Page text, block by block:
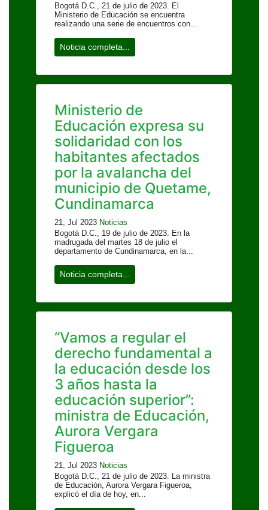
Bogotá D.C., 21 de julio de 2023. El
Ministerio de Educación se encuentra
realizando una serie de encuentros con...
Noticia completa...
Ministerio de
Educación expresa su
solidaridad con los
habitantes afectados
por la avalancha del
municipio de Quetame,
Cundinamarca
21, Jul 2023 Noticias
Bogotá D.C., 19 de julio de 2023. En la
madrugada del martes 18 de julio el
departamento de Cundinamarca, en la...
Noticia completa...
“Vamos a regular el
derecho fundamental a
la educación desde los
3 años hasta la
educación superior”:
ministra de Educación,
Aurora Vergara
Figueroa
21, Jul 2023 Noticias
Bogotá D.C., 21 de julio de 2023. La ministra
de Educación, Aurora Vergara Figueroa,
explicó el día de hoy, en...